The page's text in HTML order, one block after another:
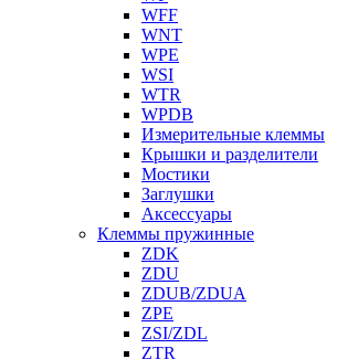
WFF
WNT
WPE
WSI
WTR
WPDB
Измерительные клеммы
Крышки и разделители
Мостики
Заглушки
Аксессуары
Клеммы пружинные
ZDK
ZDU
ZDUB/ZDUA
ZPE
ZSI/ZDL
ZTR